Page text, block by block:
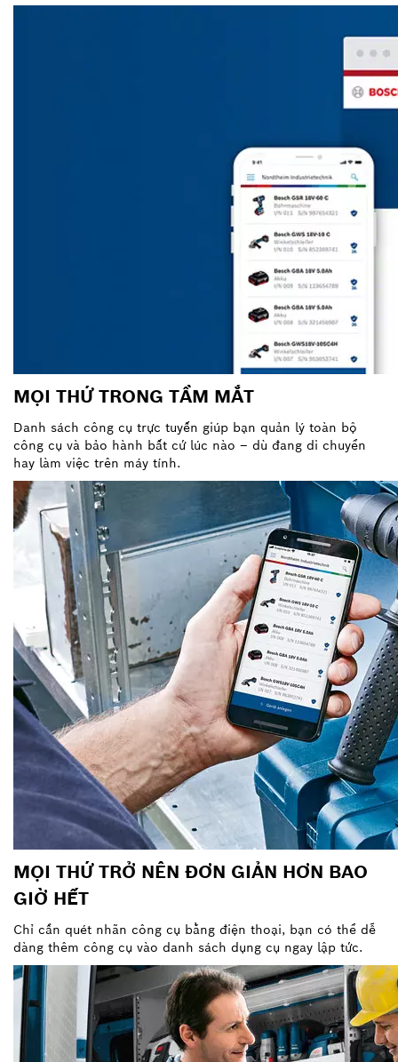
MỌI THỨ TRONG TẦM MẮT
Danh sách công cụ trực tuyến giúp bạn quản lý toàn bộ
công cụ và bảo hành bất cứ lúc nào – dù đang di chuyển
hay làm việc trên máy tính.
MỌI THỨ TRỞ NÊN ĐƠN GIẢN HƠN BAO
GIỜ HẾT
Chỉ cần quét nhãn công cụ bằng điện thoại, bạn có thể dễ
dàng thêm công cụ vào danh sách dụng cụ ngay lập tức.